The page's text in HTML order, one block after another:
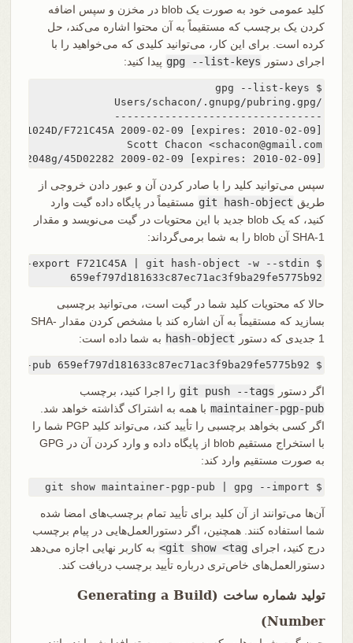
کلید عمومی خود به صورت یک blob در مخزن و سپس اضافه
کردن یک برچسب که مستقیماً به آن محتوا اشاره می‌کند، حل
کرده است. برای این کار، می‌توانید کلیدی که می‌خواهید را با
اجرای دستور
gpg --list-keys پیدا کنید:
$ gpg --list-keys
2048g/45D02282 2009-02-09 [expires: 2010-02-09]
سپس می‌توانید کلید را با صادر کردن آن و عبور دادن خروجی از
طریق git hash-object مستقیماً در پایگاه داده گیت وارد
کنید، که یک blob جدید با این محتویات در گیت می‌نویسد و مقدار
SHA-1 آن blob را به شما برمی‌گرداند:
659ef797d181633c87ec71ac3f9ba29fe5775b92
حالا که محتویات کلید شما در گیت است، می‌توانید برچسبی
بسازید که مستقیماً به آن اشاره کند با مشخص کردن مقدار SHA-
1 جدیدی که دستور
hash-object به شما داده است:
$ git tag -a maintainer-pgp-pub 659ef797d181633c87ec71ac3f9ba29fe5775b92
اگر دستور git push --tags را اجرا کنید، برچسب
maintainer-pgp-pub با همه به اشتراک گذاشته خواهد شد.
اگر کسی بخواهد برچسبی را تأیید کند، می‌تواند کلید PGP شما را
با استخراج مستقیم blob از پایگاه داده و وارد کردن آن در GPG
به صورت مستقیم وارد کند:
$ git show maintainer-pgp-pub | gpg --import
آن‌ها می‌توانند از آن کلید برای تأیید تمام برچسب‌های امضا شده
شما استفاده کنند. همچنین، اگر دستورالعمل‌هایی در پیام برچسب
درج کنید، اجرای git show <tag>
به کاربر نهایی اجازه می‌دهد
دستورالعمل‌های خاص‌تری درباره تأیید برچسب دریافت کند.
تولید شماره ساخت (Generating a Build
Number)